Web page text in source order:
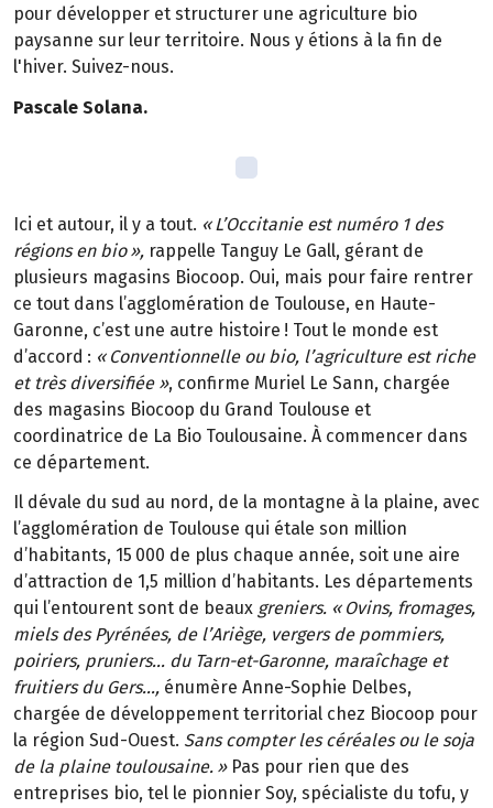
pour développer et structurer une agriculture bio
paysanne sur leur territoire. Nous y étions à la fin de
l'hiver. Suivez-nous.
Pascale Solana.
Ici et autour, il y a tout. « L’Occitanie est numéro 1 des
régions en bio », rappelle Tanguy Le Gall, gérant de
plusieurs magasins Biocoop. Oui, mais pour faire rentrer
ce tout dans l’agglomération de Toulouse, en Haute-
Garonne, c’est une autre histoire ! Tout le monde est
d’accord : « Conventionnelle ou bio, l’agriculture est riche
et très diversifiée », confirme Muriel Le Sann, chargée
des magasins Biocoop du Grand Toulouse et
coordinatrice de La Bio Toulousaine. À commencer dans
ce département.
Il dévale du sud au nord, de la montagne à la plaine, avec
l’agglomération de Toulouse qui étale son million
d’habitants, 15 000 de plus chaque année, soit une aire
d ’attraction de 1,5 million d ’habitants. Les d épartements
qui l’entourent sont de beaux greniers. « Ovins, fromages,
miels des Pyrénées, de l’Ariège, vergers de pommiers,
poiriers, pruniers… du Tarn-et-Garonne, maraîchage et
fruitiers du Gers…, énumère Anne-Sophie Delbes,
chargée de développement territorial chez Biocoop pour
la région Sud-Ouest. Sans compter les céréales ou le soja
de la plaine toulousaine. » Pas pour rien que des
entreprises bio, tel le pionnier Soy, spécialiste du tofu, y